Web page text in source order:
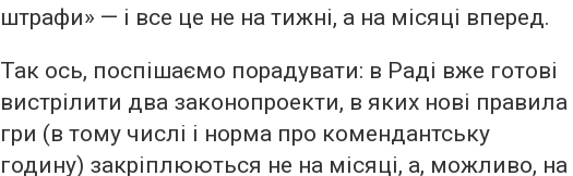
штрафи» — і все це не на тижні, а на місяці вперед.
Так ось, поспішаємо порадувати: в Раді вже готові
вистрілити два законопроекти, в яких нові правила
гри (в тому числі і норма про комендантську
годину) закріплюються не на місяці, а, можливо, на